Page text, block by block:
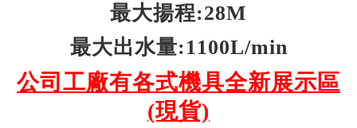
最大揚程:28M
最大出水量:1100L/min
公司工廠有各式機具全新展示區
(現貨)